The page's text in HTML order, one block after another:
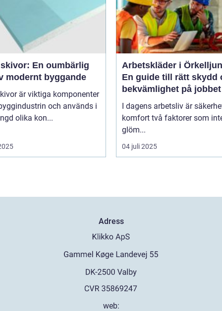
En oumbärlig
modernt byggande
är viktiga komponenter
och används i
olika kon...
Arbetskläder i
En guide till rätt skydd
bekvämlighet på jobbet
I dagens arbetsliv är
komfort två faktorer som
glöm...
04 juli 2025
Adress
web: